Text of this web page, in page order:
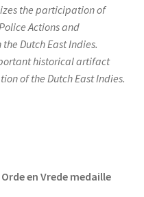
the participation of
Actions and
Dutch East Indies.
historical artifact
of the Dutch East Indies.
en Vrede medaille